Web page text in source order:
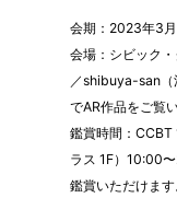
会期：2023年3月
会場：シビック
／shibuya-san（
でAR作品をご覧
鑑賞時間：
ラス 1F）10:00
鑑賞いただけます